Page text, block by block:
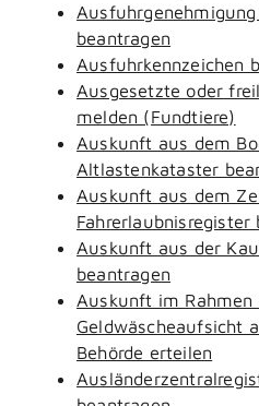
beantragen
Ausfuhrkennzeichen
Ausgesetzte oder
melden (Fundtiere)
Auskunft aus dem
Altlastenkataster
Auskunft aus dem
Fahrerlaubnisregister
Auskunft aus der
beantragen
Auskunft im Rahmen
Geldwäscheaufsicht
Behörde erteilen